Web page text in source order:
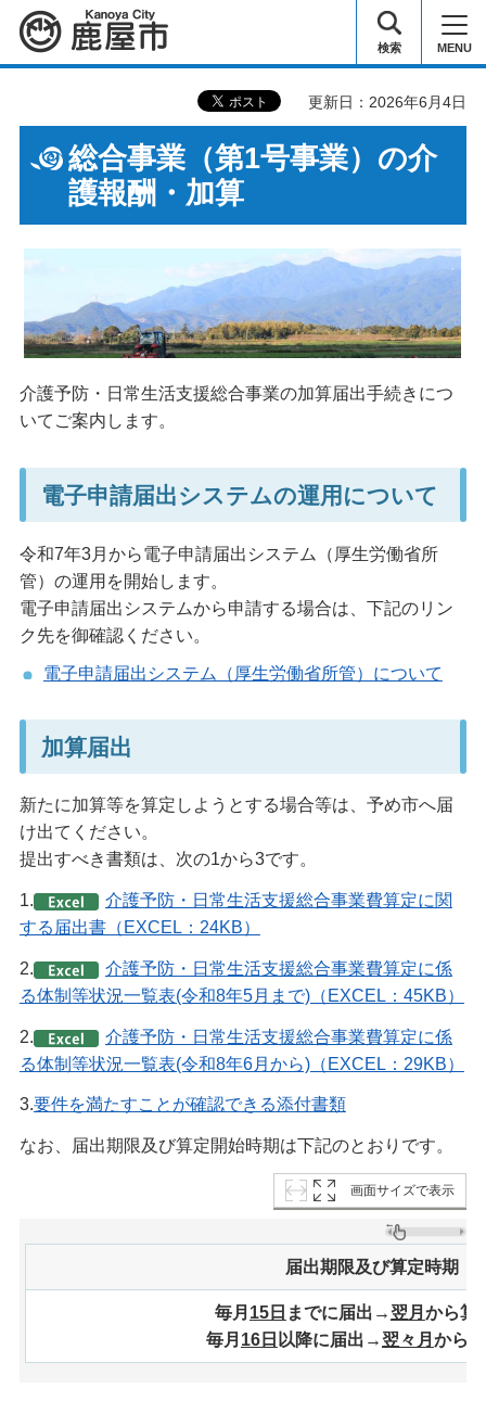
鹿屋市 検索 MENU
更新日：2026年6月4日
総合事業（第1号事業）の介
護報酬・加算
介護予防・日常生活支援総合事業の加算届出手続きにつ
いてご案内します。
電子申請届出システムの運用について
令和7年3月から電子申請届出システム（厚生労働省所
管）の運用を開始します。
電子申請届出システムから申請する場合は、下記のリン
ク先を御確認ください。
電子申請届出システム（厚生労働省所管）について
加算届出
新たに加算等を算定しようとする場合等は、予め市へ届
け出てください。
提出すべき書類は、次の1から3です。
1.
介護予防・日常生活支援総合事業費算定に関
する届出書（EXCEL：24KB）
2.
介護予防・日常生活支援総合事業費算定に係
る体制等状況一覧表(令和8年5月まで)（EXCEL：45KB）
2.
介護予防・日常生活支援総合事業費算定に係
る体制等状況一覧表(令和8年6月から)（EXCEL：29KB）
3.要件を満たすことが確認できる添付書類
なお、届出期限及び算定開始時期は下記のとおりです。
画面サイズで表示
届出期限及び算定時期
毎月 15日 までに届出→ 翌月 から算
毎月 16日 以降に届出→ 翌々月 から